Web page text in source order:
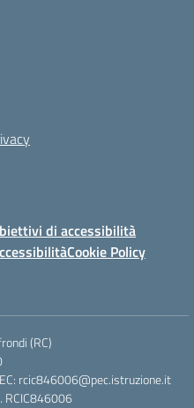
di accessibilità
Cookie Policy
(RC)
rcic846006@pec.istruzione.it
RCIC846006